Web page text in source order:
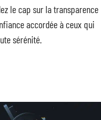
le cap sur la transparence
accordée à ceux qui
sérénité.